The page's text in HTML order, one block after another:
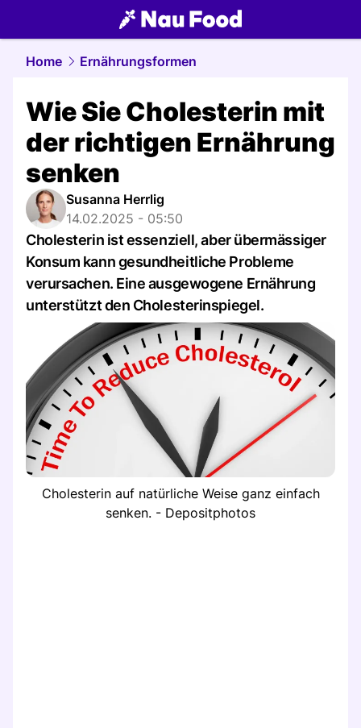
food.NAU.ch
Home Ernährungsformen
Wie Sie Cholesterin mit
der richtigen Ernährung
senken
Susanna Herrlig
14.02.2025 - 05:50
Cholesterin ist essenziell, aber übermässiger
Konsum kann gesundheitliche Probleme
verursachen. Eine ausgewogene Ernährung
unterstützt den Cholesterinspiegel.
Cholesterin auf natürliche Weise ganz einfach
senken. - Depositphotos